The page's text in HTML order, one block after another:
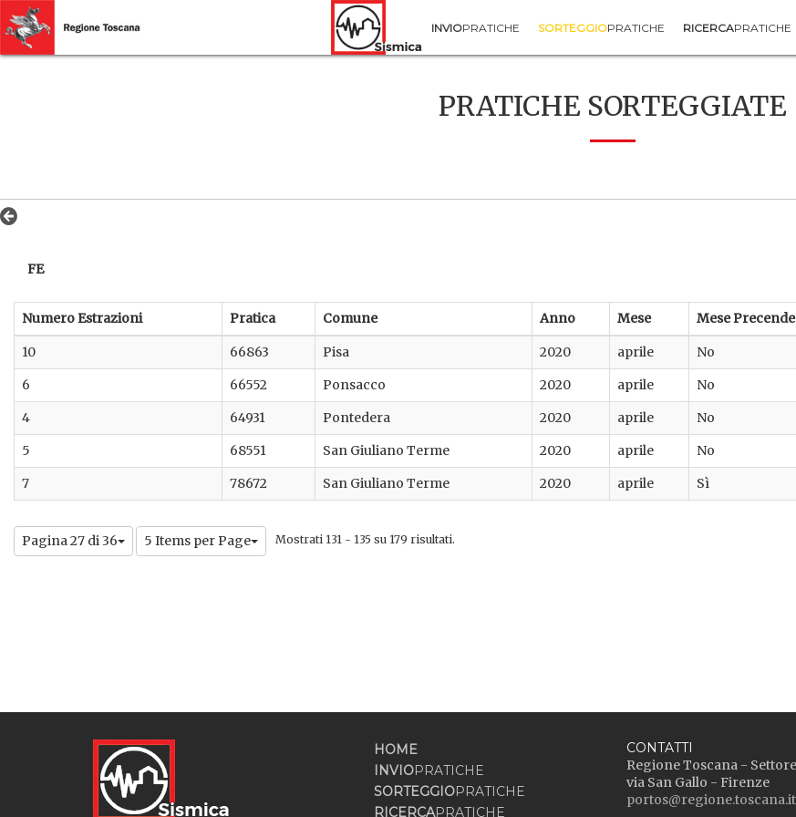
INVIOPRATICHE SORTEGGIOPRATICHE RICERCAPRATICHE
PRATICHE SORTEGGIATE
FE
Numero Estrazioni Pratica Comune Anno Mese Mese
10 66863 Pisa 2020 aprile No
6
66552 Ponsacco 2020 aprile No
4
64931 Pontedera 2020 aprile No
5
68551 San Giuliano Terme 2020 aprile No
7
78672 San Giuliano Terme 2020 aprile Sì
Pagina 27 di 36 5 Items per Page Mostrati 131 - 135 su 179 risultati.
HOME
INVIOPRATICHE
SORTEGGIOPRATICHE
RICERCAPRATICHE
CONTATTI
Regione Toscana -
via San Gallo - Firenze
portos@regione.toscana.it